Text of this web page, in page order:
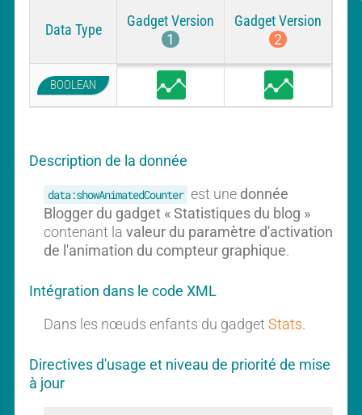
Data Type
Gadget Version
1
Gadget Version
2
BOOLEAN
t
t
Description de la donnée
data:showAnimatedCounter est une donnée
Blogger du gadget « Statistiques du blog »
contenant la valeur du paramètre d'activation
de l'animation du compteur graphique.
Intégration dans le code XML
Dans les nœuds enfants du gadget Stats.
Directives d'usage et niveau de priorité de mise
à jour